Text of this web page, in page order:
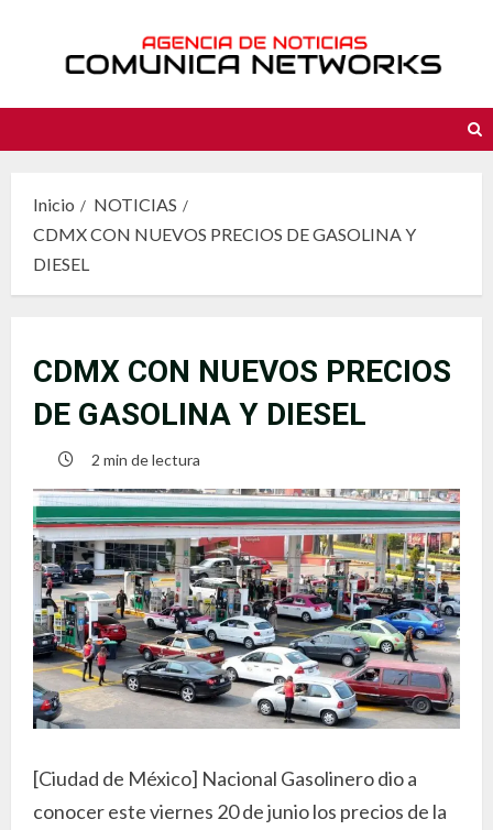
contenido
Inicio
NOTICIAS
CDMX CON NUEVOS PRECIOS DE GASOLINA Y
DIESEL
CDMX CON NUEVOS PRECIOS
DE GASOLINA Y DIESEL
2 min de lectura
[Ciudad de México] Nacional Gasolinero dio a
conocer este viernes 20 de junio los precios de la